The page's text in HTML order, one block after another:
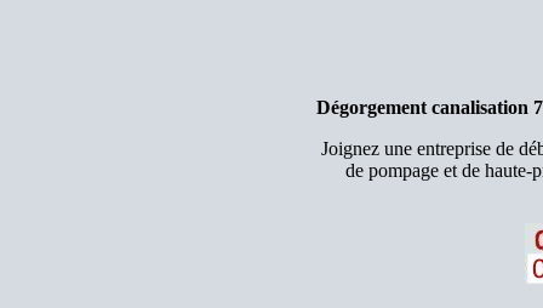
Dégorgement canalisation
Joignez une entreprise de
de pompage et de haute-